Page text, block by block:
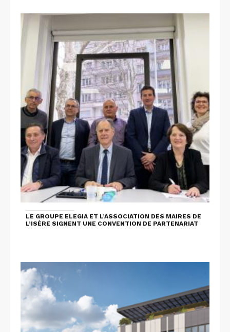
LE GROUPE ELEGIA ET L’ASSOCIATION DES MAIRES DE
L’ISÈRE SIGNENT UNE CONVENTION DE PARTENARIAT